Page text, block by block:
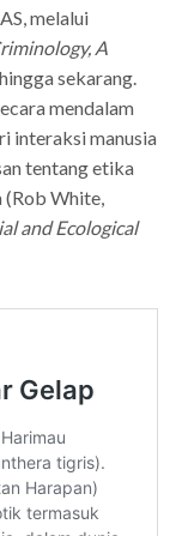
melalui
A
sekarang.
mendalam
interaksi manusia
tentang etika
(Rob White,
and Ecological